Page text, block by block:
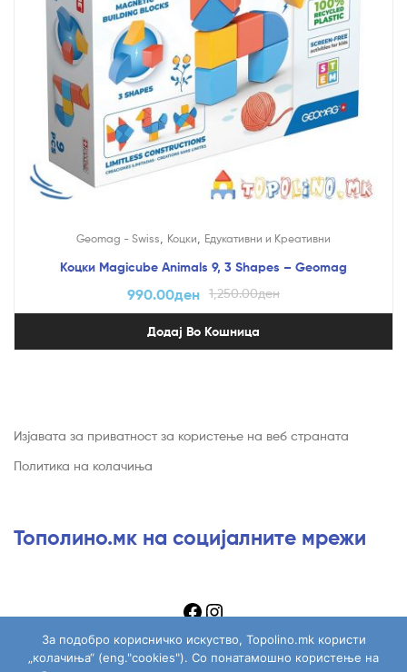
Geomag - Swiss Коцки Едукативни и Креативни
Коцки Magicube Animals 9, 3 Shapes – Geomag
1,250.00ден
990.00ден
Додај Во Кошница
Изјавата за приватност за користење на веб страната
Политика на колачиња
Тополино.мк на социјалните мрежи
За подобро корисничко искуство, Topolino.mk користи
„колачиња“ (eng."cookies"). Со понатамошно користење на